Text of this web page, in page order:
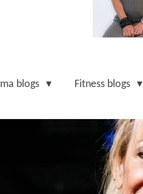
blogs Fitness blogs